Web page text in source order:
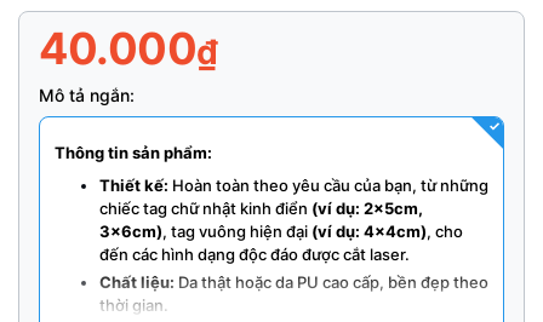
40.000₫
Mô tả ngắn:
Thông tin sản phẩm:
Thiết kế: Hoàn toàn theo yêu cầu của bạn, từ những
chiếc tag chữ nhật kinh điển (ví dụ: 2x5cm,
3x6cm), tag vuông hiện đại (ví dụ: 4x4cm), cho
đến các hình dạng độc đáo được cắt laser.
Chất liệu: Da thật hoặc da PU cao cấp, bền đẹp theo
thời gian.